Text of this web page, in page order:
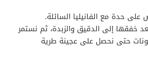
حدة مع الفانيليا السائلة.
خفقها إلى الدقيق والزبدة، ثم نستمر
حتى نحصل على عجينة طرية